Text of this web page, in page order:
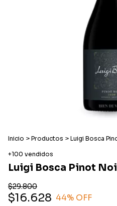
Inicio > Productos > Luigi Bosca
+100 vendidos
Luigi Bosca Pinot
$29.800
$16.628 44% OFF